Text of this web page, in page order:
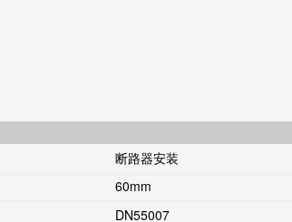
断路器安装
60mm
DN55007